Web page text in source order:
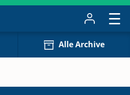
Alle Archive